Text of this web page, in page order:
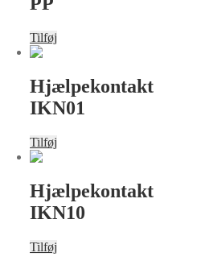
Tilføj
Hjælpekontakt
IKN01
Tilføj
Hjælpekontakt
IKN10
Tilføj